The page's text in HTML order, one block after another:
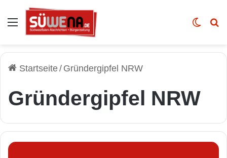
Auswahl Skin
Startseite/ Gründergipfel NRW
Gründergipfel NRW